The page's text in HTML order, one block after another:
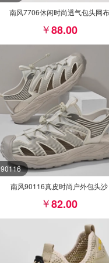
南风7706休闲时尚透气包头网布
88.00
90116
南风90116真皮时尚户外包头沙
82.00